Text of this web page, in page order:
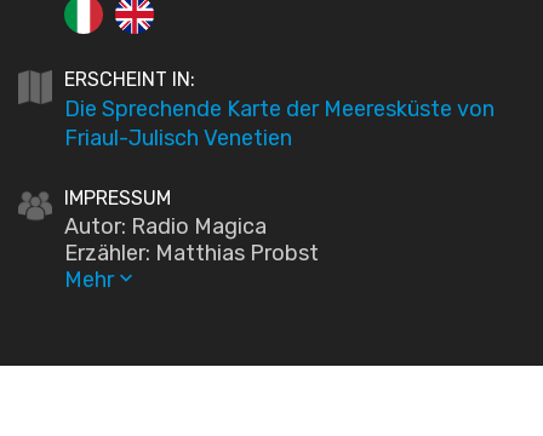
ERSCHEINT IN:
Die Sprechende Karte der Meeresküste von
Friaul-Julisch Venetien
IMPRESSUM
Autor: Radio Magica
Erzähler: Matthias Probst
Mehrkeyboard_arrow_down